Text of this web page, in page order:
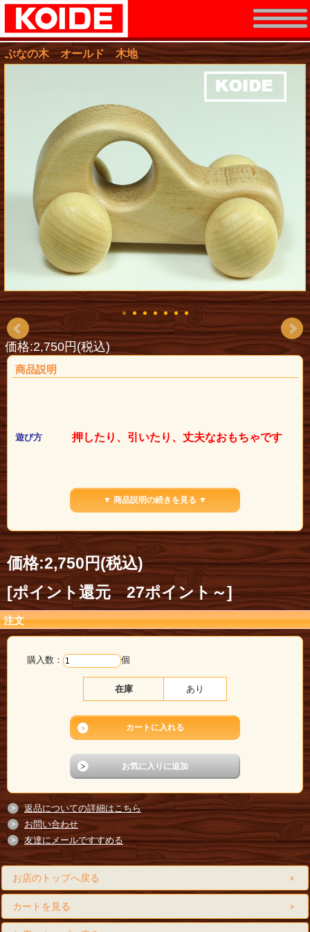
ぶなの木 オールド 木地
価格:2,750円(税込)
商品説明
遊び方 押したり、引いたり、丈夫なおもちゃです
▼ 商品説明の続きを見る ▼
価格:2,750円(税込)
[ポイント還元 27ポイント～]
注文
購入数： 個
在庫 あり
返品についての詳細はこちら
お問い合わせ
友達にメールですすめる
お店のトップへ戻る
カートを見る